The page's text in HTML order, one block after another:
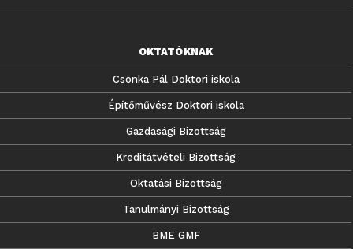
OKTATÓKNAK
Csonka Pál Doktori iskola
Építőművész Doktori iskola
Gazdasági Bizottság
Kreditátvételi Bizottság
Oktatási Bizottság
Tanulmányi Bizottság
BME GMF